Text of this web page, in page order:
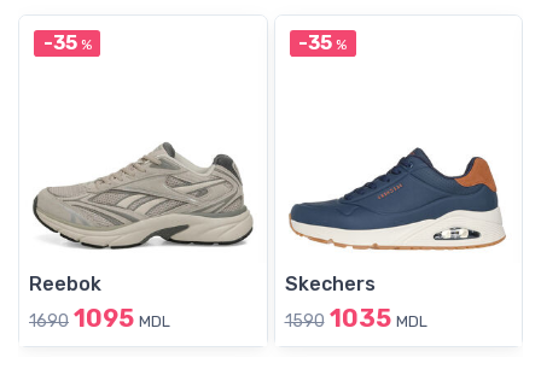
-35%
Reebok
1690 1095 MDL
-35 %
Skechers
1590 1035 MDL